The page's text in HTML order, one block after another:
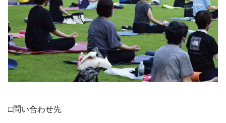
□問い合わせ先